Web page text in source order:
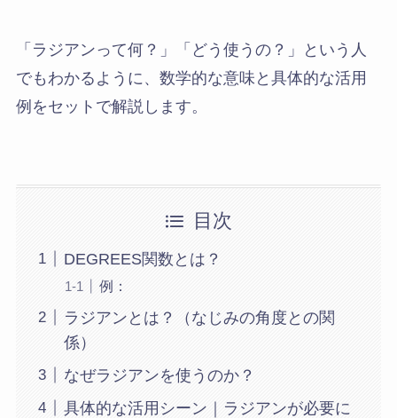
「ラジアンって何？」「どう使うの？」という人
でもわかるように、数学的な意味と具体的な活用
例をセットで解説します。
目次
DEGREES関数とは？
例：
ラジアンとは？（なじみの角度との関
係）
なぜラジアンを使うのか？
具体的な活用シーン｜ラジアンが必要に